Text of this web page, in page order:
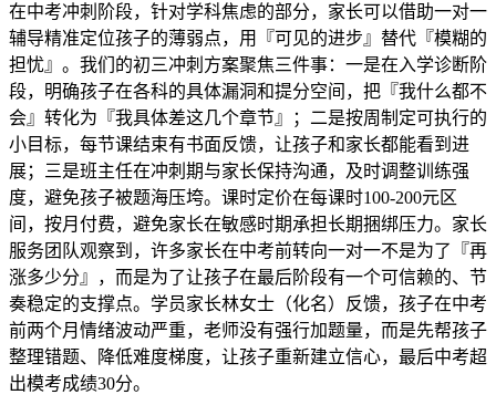
在中考冲刺阶段，针对学科焦虑的部分，家长可以借助一对一
辅导精准定位孩子的薄弱点，用『可见的进步』替代『模糊的
担忧』。我们的初三冲刺方案聚焦三件事：一是在入学诊断阶
段，明确孩子在各科的具体漏洞和提分空间，把『我什么都不
会』转化为『我具体差这几个章节』；二是按周制定可执行的
小目标，每节课结束有书面反馈，让孩子和家长都能看到进
展；三是班主任在冲刺期与家长保持沟通，及时调整训练强
度，避免孩子被题海压垮。课时定价在每课时100-200元区
间，按月付费，避免家长在敏感时期承担长期捆绑压力。家长
服务团队观察到，许多家长在中考前转向一对一不是为了『再
涨多少分』，而是为了让孩子在最后阶段有一个可信赖的、节
奏稳定的支撑点。学员家长林女士（化名）反馈，孩子在中考
前两个月情绪波动严重，老师没有强行加题量，而是先帮孩子
整理错题、降低难度梯度，让孩子重新建立信心，最后中考超
出模考成绩30分。